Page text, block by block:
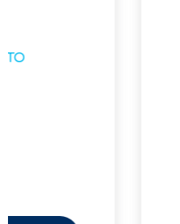
DISTURBI